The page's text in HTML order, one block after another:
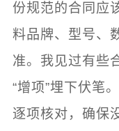
份规范的合同应
料品牌、型号、
准。我见过有些
“增项”埋下伏笔
逐项核对，确保